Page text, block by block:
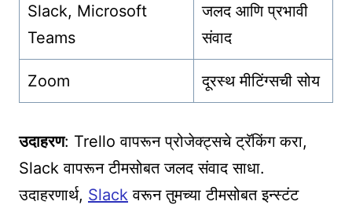
Slack, Microsoft
Teams
जलद आणि प्रभावी
संवाद
Zoom दूरस्थ मीटिंग्सची सोय
उदाहरण: Trello वापरून प्रोजेक्ट्सचे ट्रॅकिंग करा,
Slack वापरून टीमसोबत जलद संवाद साधा.
उदाहरणार्थ, Slack वरून तुमच्या टीमसोबत इन्स्टंट